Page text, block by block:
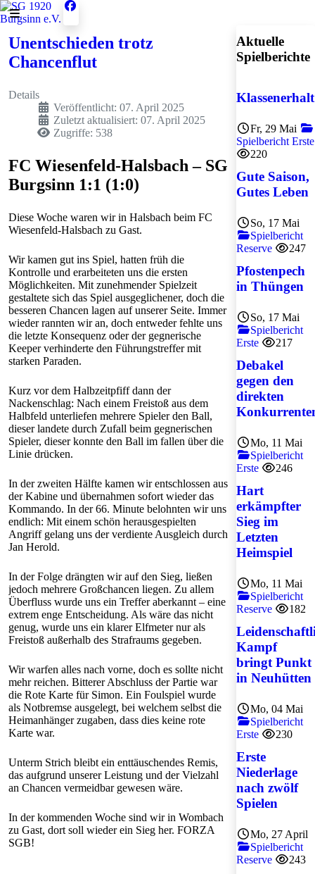
Unentschieden trotz
Chancenflut
Details
Veröffentlicht: 07. April 2025
Zuletzt aktualisiert: 07. April 2025
Zugriffe: 538
FC Wiesenfeld-Halsbach – SG
Burgsinn 1:1 (1:0)
Diese Woche waren wir in Halsbach beim FC
Wiesenfeld-Halsbach zu Gast.
Wir kamen gut ins Spiel, hatten früh die
Kontrolle und erarbeiteten uns die ersten
Möglichkeiten. Mit zunehmender Spielzeit
gestaltete sich das Spiel ausgeglichener, doch die
besseren Chancen lagen auf unserer Seite. Immer
wieder rannten wir an, doch entweder fehlte uns
die letzte Konsequenz oder der gegnerische
Keeper verhinderte den Führungstreffer mit
starken Paraden.
Kurz vor dem Halbzeitpfiff dann der
Nackenschlag: Nach einem Freistoß aus dem
Halbfeld unterliefen mehrere Spieler den Ball,
dieser landete durch Zufall beim gegnerischen
Spieler, dieser konnte den Ball im fallen über die
Linie drücken.
In der zweiten Hälfte kamen wir entschlossen aus
der Kabine und übernahmen sofort wieder das
Kommando. In der 66. Minute belohnten wir uns
endlich: Mit einem schön herausgespielten
Angriff gelang uns der verdiente Ausgleich durch
Jan Herold.
In der Folge drängten wir auf den Sieg, ließen
jedoch mehrere Großchancen liegen. Zu allem
Überfluss wurde uns ein Treffer aberkannt – eine
extrem enge Entscheidung. Als wäre das nicht
genug, wurde uns ein klarer Elfmeter nur als
Freistoß außerhalb des Strafraums gegeben.
Wir warfen alles nach vorne, doch es sollte nicht
mehr reichen. Bitterer Abschluss der Partie war
die Rote Karte für Simon. Ein Foulspiel wurde
als Notbremse ausgelegt, bei welchem selbst die
Heimanhänger zugaben, dass dies keine rote
Karte war.
Unterm Strich bleibt ein enttäuschendes Remis,
das aufgrund unserer Leistung und der Vielzahl
an Chancen vermeidbar gewesen wäre.
In der kommenden Woche sind wir in Wombach
zu Gast, dort soll wieder ein Sieg her. FORZA
SGB!
Aktuelle
Spielberichte
Fr, 29 Mai
Spielbericht Erste
220
Gute Saison,
Gutes Leben
So, 17 Mai
Spielbericht
Reserve
247
Pfostenpech
in Thüngen
So, 17 Mai
Spielbericht
Erste
217
Debakel
gegen den
direkten
Mo, 11 Mai
Spielbericht
Erste
246
Hart
erkämpfter
Sieg im
Letzten
Heimspiel
Mo, 11 Mai
Spielbericht
Reserve
182
Kampf
bringt Punkt
in Neuhütten
Mo, 04 Mai
Spielbericht
Erste
230
Erste
Niederlage
nach zwölf
Spielen
Mo, 27 April
Spielbericht
Reserve
243